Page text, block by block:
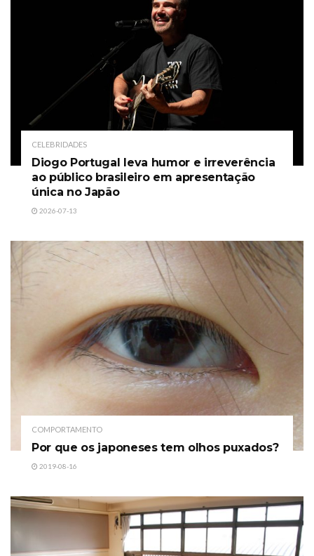
CELEBRIDADES
Diogo Portugal leva humor e irreverência
ao público brasileiro em apresentação
única no Japão
2026-07-13
COMPORTAMENTO
Por que os japoneses tem olhos puxados?
2019-08-16